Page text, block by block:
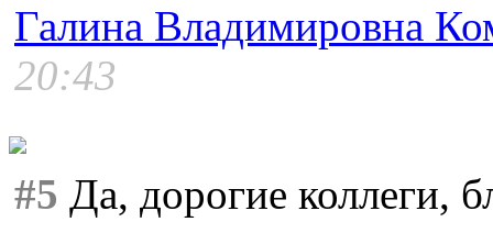
Галина Владимировна
20:43
#5 Да, дорогие коллеги,